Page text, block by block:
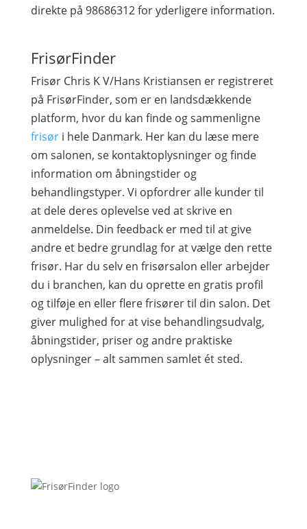
direkte på 98686312 for yderligere information.
FrisørFinder
Frisør Chris K V/Hans Kristiansen er registreret
på FrisørFinder, som er en landsdækkende
platform, hvor du kan finde og sammenligne
frisøri hele Danmark. Her kan du læse mere
om salonen, se kontaktoplysninger og finde
information om åbningstider og
behandlingstyper. Vi opfordrer alle kunder til
at dele deres oplevelse ved at skrive en
anmeldelse. Din feedback er med til at give
andre et bedre grundlag for at vælge den rette
frisør. Har du selv en frisørsalon eller arbejder
du i branchen, kan du oprette en gratis profil
og tilføje en eller flere frisører til din salon. Det
giver mulighed for at vise behandlingsudvalg,
åbningstider, priser og andre praktiske
oplysninger – alt sammen samlet ét sted.